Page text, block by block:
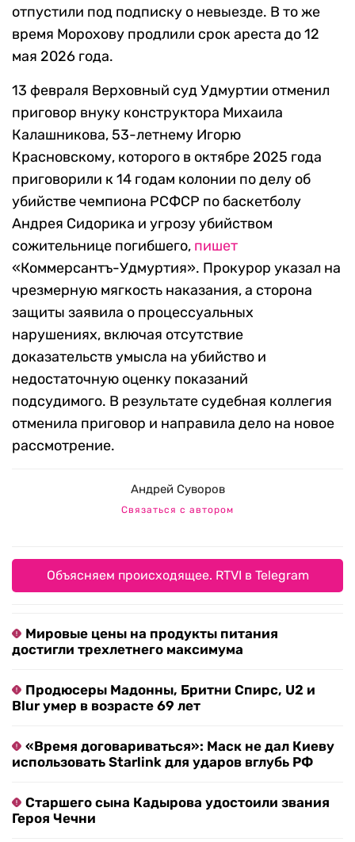
отпустили под подписку о невыезде. В то же
время Морохову продлили срок ареста до 12
мая 2026 года.
13 февраля Верховный суд Удмуртии отменил
приговор внуку конструктора Михаила
Калашникова, 53-летнему Игорю
Красновскому, которого в октябре 2025 года
приговорили к 14 годам колонии по делу об
убийстве чемпиона РСФСР по баскетболу
Андрея Сидорика и угрозу убийством
сожительнице погибшего, пишет
«Коммерсантъ-Удмуртия». Прокурор указал на
чрезмерную мягкость наказания, а сторона
защиты заявила о процессуальных
нарушениях, включая отсутствие
доказательств умысла на убийство и
недостаточную оценку показаний
подсудимого. В результате судебная коллегия
отменила приговор и направила дело на новое
рассмотрение.
Андрей Суворов
Связаться с автором
Объясняем происходящее. RTVI в Telegram
Мировые цены на продукты питания
достигли трехлетнего максимума
Продюсеры Мадонны, Бритни Спирс, U2 и
Blur умер в возрасте 69 лет
«Время договариваться»: Маск не дал Киеву
использовать Starlink для ударов вглубь РФ
Старшего сына Кадырова удостоили звания
Героя Чечни